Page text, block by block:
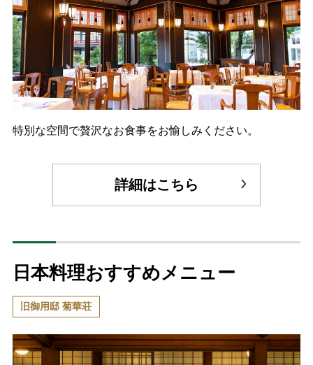
特別な空間で贅沢なお食事をお愉しみください。
詳細はこちら
日本料理おすすめメニュー
旧御用邸 菊華荘